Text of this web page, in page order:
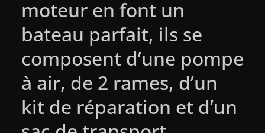
moteur en font un
bateau parfait, ils se
composent d’une pompe
à air, de 2 rames, d’un
kit de réparation et d’un